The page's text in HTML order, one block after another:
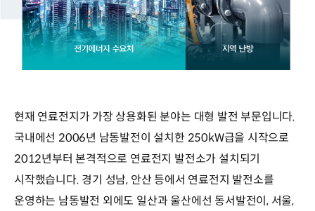
현재 연료전지가 가장 상용화된 분야는 대형 발전 부문입니다.
국내에선 2006년 남동발전이 설치한 250kW급을 시작으로
2012년부터 본격적으로 연료전지 발전소가 설치되기
시작했습니다. 경기 성남, 안산 등에서 연료전지 발전소를
운영하는 남동발전 외에도 일산과 울산에선 동서발전이, 서울,